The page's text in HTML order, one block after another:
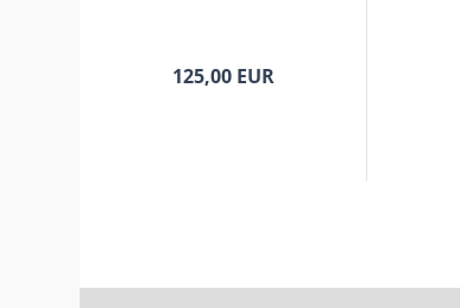
125,00 EUR